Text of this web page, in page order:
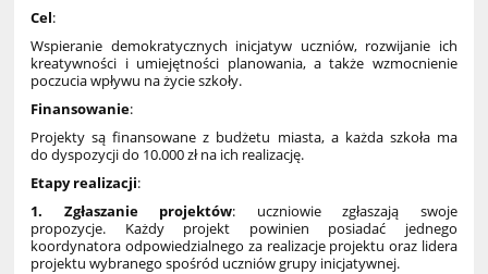
Cel:
Wspieranie demokratycznych inicjatyw uczniów, rozwijanie ich
kreatywności i umiejętności planowania, a także wzmocnienie
poczucia wpływu na życie szkoły.
Finansowanie:
Projekty są finansowane z budżetu miasta, a każda szkoła ma
do dyspozycji do 10.000 zł na ich realizację.
Etapy realizacji:
1. Zgłaszanie projektów: uczniowie zgłaszają swoje
propozycje. Każdy projekt powinien posiadać jednego
koordynatora odpowiedzialnego za realizacje projektu oraz lidera
projektu wybranego spośród uczniów grupy inicjatywnej.